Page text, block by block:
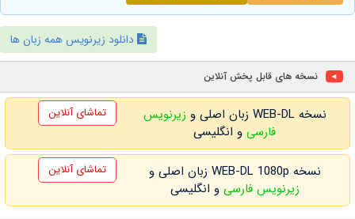
دانلود زیرنویس همه زبان ها
نسخه های قابل پخش آنلاین
نسخه WEB-DL زبان اصلی و
زیرنویس
فارسیو انگلیسی
تماشای آنلاین
نسخه WEB-DL 1080p زبان اصلی و
زیرنویس فارسی و انگلیسی
تماشای آنلاین